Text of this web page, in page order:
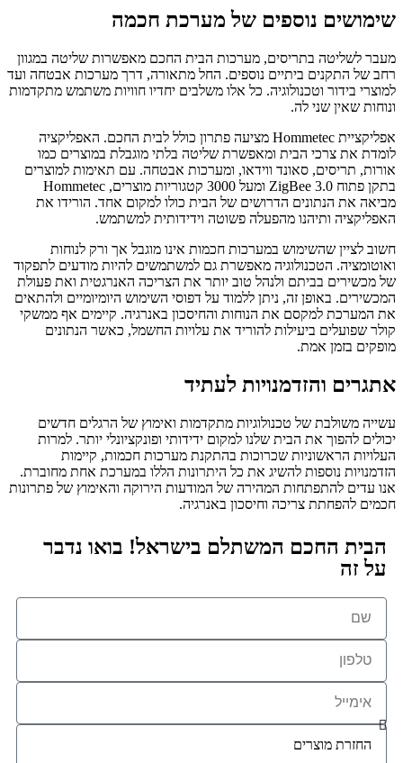
שימושים נוספים של מערכת חכמה
מעבר לשליטה בתריסים, מערכות הבית החכם מאפשרות שליטה במגוון
רחב של התקנים ביתיים נוספים. החל מתאורה, דרך מערכות אבטחה ועד
למוצרי בידור וטכנולוגיה. כל אלו משלבים יחדיו חוויות משתמש מתקדמות
ונוחות שאין שני לה.
אפליקציית Hommetec מציעה פתרון כולל לבית החכם. האפליקציה
לומדת את צרכי הבית ומאפשרת שליטה בלתי מוגבלת במוצרים כמו
אורות, תריסים, סאונד ווידאו, ומערכות אבטחה. עם תאימות למוצרים
בתקן פתוח ZigBee 3.0 ומעל 3000 קטגוריות מוצרים, Hommetec
מביאה את הנתונים הדרושים של הבית כולו למקום אחד. הורידו את
האפליקציה ותיהנו מהפעלה פשוטה וידידותית למשתמש.
חשוב לציין שהשימוש במערכות חכמות אינו מוגבל אך ורק לנוחות
ואוטומציה. הטכנולוגיה מאפשרת גם למשתמשים להיות מודעים לתפקוד
של מכשירים בביתם ולנהל טוב יותר את הצריכה האנרגטית ואת פעולת
המכשירים. באופן זה, ניתן ללמוד על דפוסי השימוש היומיומיים ולהתאים
את המערכת למקסם את הנוחות והחיסכון באנרגיה. קיימים אף ממשקי
קולר שפועלים ביעילות להוריד את עלויות החשמל, כאשר הנתונים
מופקים בזמן אמת.
אתגרים והזדמנויות לעתיד
עשייה משולבת של טכנולוגיות מתקדמות ואימוץ של הרגלים חדשים
יכולים להפוך את הבית שלנו למקום ידידותי ופונקציונלי יותר. למרות
העלויות הראשוניות שכרוכות בהתקנת מערכות חכמות, קיימות
הזדמנויות נוספות להשיג את כל היתרונות הללו במערכת אחת מחוברת.
אנו עדים להתפתחות המהירה של המודעות הירוקה והאימוץ של פתרונות
חכמים להפחתת צריכה וחיסכון באנרגיה.
הבית החכם המשתלם בישראל! בואו נדבר
על זה